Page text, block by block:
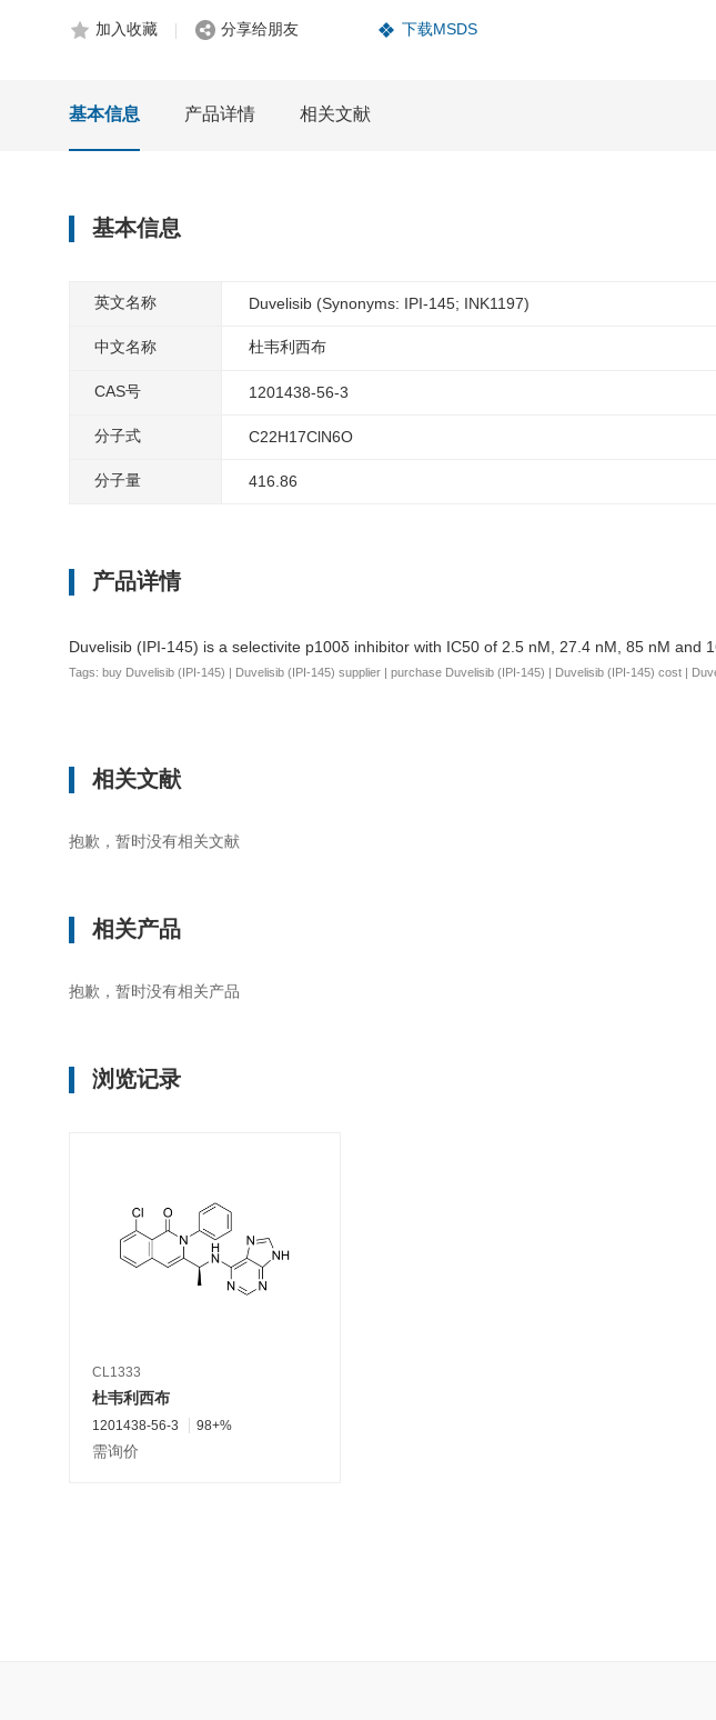
加入收藏 分享给朋友 下载MSDS
基本信息 产品详情 相关文献
基本信息
英文名称 Duvelisib (Synonyms: IPI-145; INK1197)
中文名称 杜韦利西布
CAS号 1201438-56-3
分子式 C22H17ClN6O
分子量 416.86
产品详情
Duvelisib (IPI-145) is a selectivite p100δ inhibitor with IC50 of 2.5 nM, 27.4 nM, 85 nM and
Tags: buy Duvelisib (IPI-145) | Duvelisib (IPI-145) supplier | purchase Duvelisib (IPI-145) | Duvelisib (IPI-145) cost |
相关文献
抱歉，暂时没有相关文献
相关产品
抱歉，暂时没有相关产品
浏览记录
CL1333
杜韦利西布
1201438-56-3 98+%
需询价